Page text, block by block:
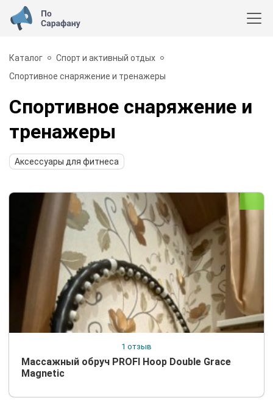
Каталог
Спорт и активный отдых
Спортивное снаряжение и тренажеры
Спортивное снаряжение и
тренажеры
Аксессуары для фитнеса
1 отзыв
Массажный обруч PROFI Hoop Double Grace
Magnetic